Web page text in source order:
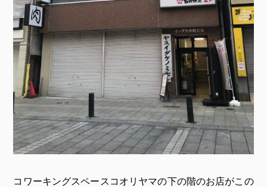
コワーキングスペースコオリヤマの下の階のお店がこの